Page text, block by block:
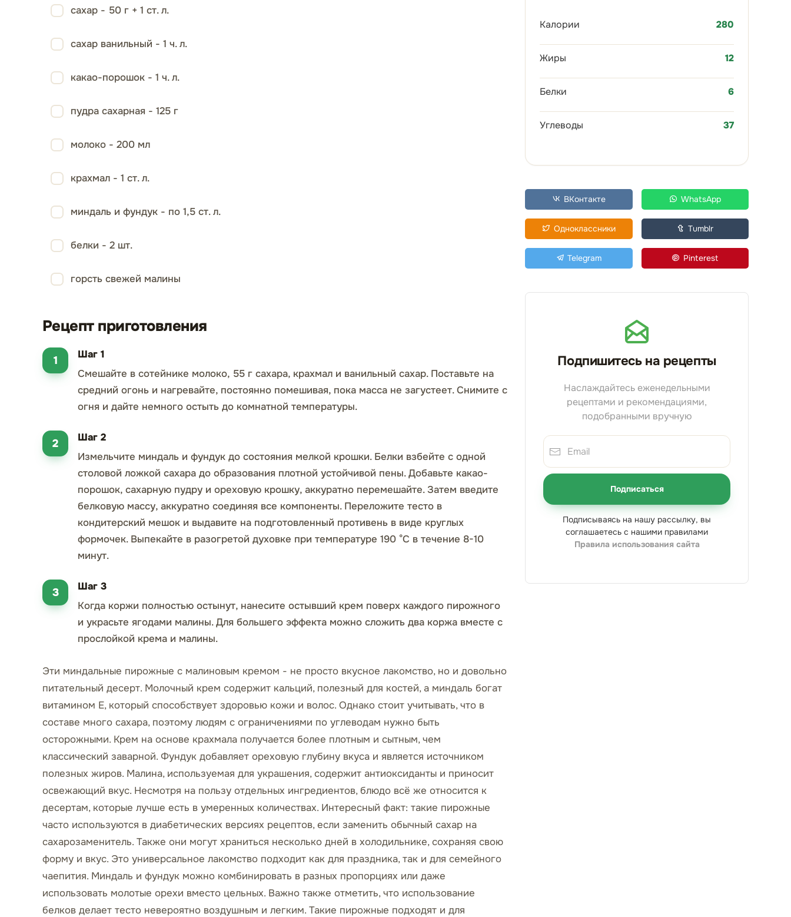
сахар - 50 г + 1 ст. л.
сахар ванильный - 1 ч. л.
какао-порошок - 1 ч. л.
пудра сахарная - 125 г
молоко - 200 мл
крахмал - 1 ст. л.
миндаль и фундук - по 1,5 ст. л.
белки - 2 шт.
горсть свежей малины
Рецепт приготовления
Шаг 1
Смешайте в сотейнике молоко, 55 г сахара, крахмал и ванильный сахар. Поставьте на
средний огонь и нагревайте, постоянно помешивая, пока масса не загустеет. Снимите с
огня и дайте немного остыть до комнатной температуры.
Шаг 2
Измельчите миндаль и фундук до состояния мелкой крошки. Белки взбейте с одной
столовой ложкой сахара до образования плотной устойчивой пены. Добавьте какао-
порошок, сахарную пудру и ореховую крошку, аккуратно перемешайте. Затем введите
белковую массу, аккуратно соединяя все компоненты. Переложите тесто в
кондитерский мешок и выдавите на подготовленный противень в виде круглых
формочек. Выпекайте в разогретой духовке при температуре 190 °C в течение 8-10
минут.
Шаг 3
Когда коржи полностью остынут, нанесите остывший крем поверх каждого пирожного
и украсьте ягодами малины. Для большего эффекта можно сложить два коржа вместе с
прослойкой крема и малины.
Эти миндальные пирожные с малиновым кремом - не просто вкусное лакомство, но и довольно
питательный десерт. Молочный крем содержит кальций, полезный для костей, а миндаль богат
витамином Е, который способствует здоровью кожи и волос. Однако стоит учитывать, что в
составе много сахара, поэтому людям с ограничениями по углеводам нужно быть
осторожными. Крем на основе крахмала получается более плотным и сытным, чем
классический заварной. Фундук добавляет ореховую глубину вкуса и является источником
полезных жиров. Малина, используемая для украшения, содержит антиоксиданты и приносит
освежающий вкус. Несмотря на пользу отдельных ингредиентов, блюдо всё же относится к
десертам, которые лучше есть в умеренных количествах. Интересный факт: такие пирожные
часто используются в диабетических версиях рецептов, если заменить обычный сахар на
сахарозаменитель. Также они могут храниться несколько дней в холодильнике, сохраняя свою
форму и вкус. Это универсальное лакомство подходит как для праздника, так и для семейного
чаепития. Миндаль и фундук можно комбинировать в разных пропорциях или даже
использовать молотые орехи вместо цельных. Важно также отметить, что использование
белков делает тесто невероятно воздушным и легким. Такие пирожные подходят и для
Калории 280
Жиры 12
Белки 6
Углеводы 37
ВКонтакте WhatsApp
Одноклассники Tumblr
Telegram Pinterest
Подпишитесь на рецепты
Наслаждайтесь еженедельными
рецептами и рекомендациями,
подобранными вручную
Подписаться
Подписываясь на нашу рассылку, вы
соглашаетесь с нашими правилами
Правила использования сайта